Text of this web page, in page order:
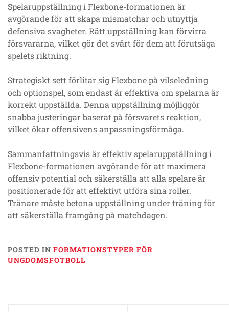
Spelaruppställning i Flexbone-formationen är
avgörande för att skapa mismatchar och utnyttja
defensiva svagheter. Rätt uppställning kan förvirra
försvararna, vilket gör det svårt för dem att förutsäga
spelets riktning.
Strategiskt sett förlitar sig Flexbone på vilseledning
och optionspel, som endast är effektiva om spelarna är
korrekt uppställda. Denna uppställning möjliggör
snabba justeringar baserat på försvarets reaktion,
vilket ökar offensivens anpassningsförmåga.
Sammanfattningsvis är effektiv spelaruppställning i
Flexbone-formationen avgörande för att maximera
offensiv potential och säkerställa att alla spelare är
positionerade för att effektivt utföra sina roller.
Tränare måste betona uppställning under träning för
att säkerställa framgång på matchdagen.
POSTED IN FORMATIONSTYPER FÖR
UNGDOMSFOTBOLL